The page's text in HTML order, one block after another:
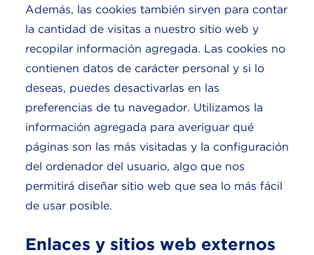
Además, las cookies también sirven para contar
la cantidad de visitas a nuestro sitio web y
recopilar información agregada. Las cookies no
contienen datos de carácter personal y si lo
deseas, puedes desactivarlas en las
preferencias de tu navegador. Utilizamos la
información agregada para averiguar qué
páginas son las más visitadas y la configuración
del ordenador del usuario, algo que nos
permitirá diseñar sitio web que sea lo más fácil
de usar posible.
Enlaces y sitios web externos